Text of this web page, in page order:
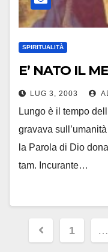
SPIRITUALITÀ
E’ NATO IL
LUG 3, 2003
Lungo è il tempo
gravava
la Parola di Dio
tam. Incurante…
1 …